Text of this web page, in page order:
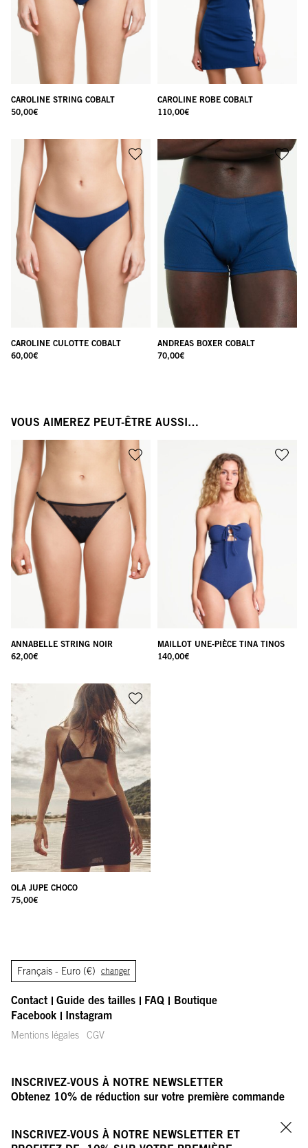
CAROLINE STRING COBALT
50,00€
CAROLINE ROBE COBALT
110,00€
CAROLINE CULOTTE COBALT
60,00€
ANDREAS BOXER COBALT
70,00€
VOUS AIMEREZ PEUT-ÊTRE AUSSI…
ANNABELLE STRING NOIR
62,00€
MAILLOT UNE-PIÈCE TINA TINOS
140,00€
OLA JUPE CHOCO
75,00€
INSCRIVEZ-VOUS À NOTRE NEWSLETTER ET
Français - Euro (€) changer
Contact Guide des tailles FAQ
Boutique
Facebook
Instagram
Mentions légales CGV
INSCRIVEZ-VOUS À NOTRE NEWSLETTER
Obtenez 10% de réduction sur votre première commande
OK